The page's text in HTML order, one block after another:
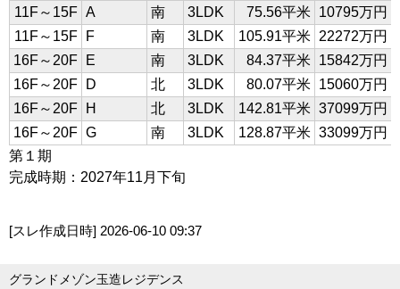
11F～15F A 南 3LDK 75.56平米 10795万円
11F～15F
F 南 3LDK 105.91平米 22272万円
16F～20F
E 南 3LDK 84.37平米 15842万円
16F～20F
D 北 3LDK 80.07平米 15060万円
16F～20F
H 北 3LDK 142.81平米 37099万円
16F～20F G 南 3LDK 128.87平米 33099万円
第１期
完成時期：2027年11月下旬
[スレ作成日時] 2026-06-10 09:37
グランドメゾン玉造レジデンス